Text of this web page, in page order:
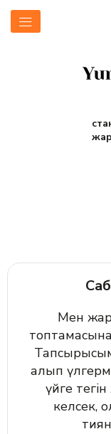
Мен
алып
үйге
келсек,